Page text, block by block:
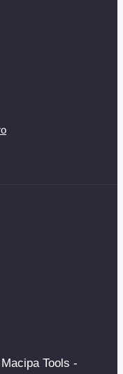
Tools -